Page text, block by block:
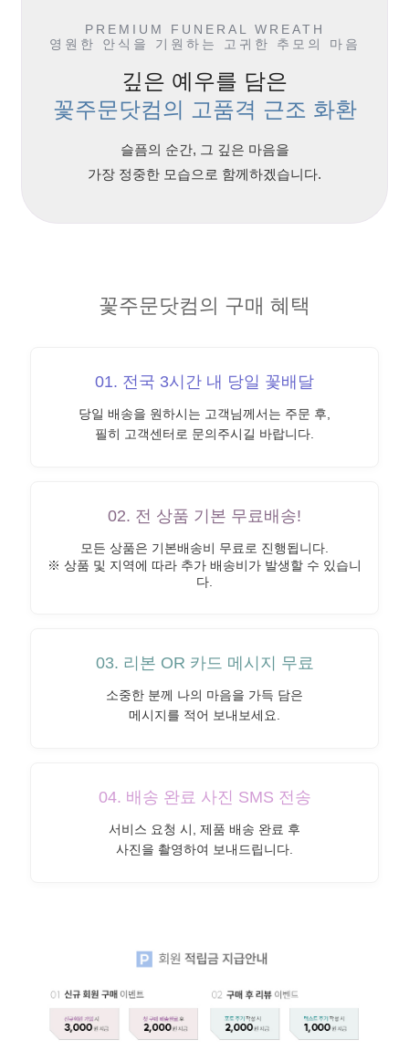
PREMIUM FUNERAL WREATH
영원한 안식을 기원하는 고귀한 추모의 마음
깊은 예우를 담은
꽃주문닷컴의 고품격 근조 화환
슬픔의 순간, 그 깊은 마음을
가장 정중한 모습으로 함께하겠습니다.
꽃주문닷컴의 구매 혜택
01. 전국 3시간 내 당일 꽃배달
당일 배송을 원하시는 고객님께서는 주문 후,
필히 고객센터로 문의주시길 바랍니다.
02. 전 상품 기본 무료배송!
모든 상품은 기본배송비 무료로 진행됩니다.
※ 상품 및 지역에 따라 추가 배송비가 발생할 수 있습니
다.
03. 리본 OR 카드 메시지 무료
소중한 분께 나의 마음을 가득 담은
메시지를 적어 보내보세요.
04. 배송 완료 사진 SMS 전송
서비스 요청 시, 제품 배송 완료 후
사진을 촬영하여 보내드립니다.